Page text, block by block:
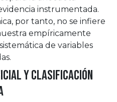
instrumentada.
por tanto, no se infiere
empíricamente
de variables
y clasificación